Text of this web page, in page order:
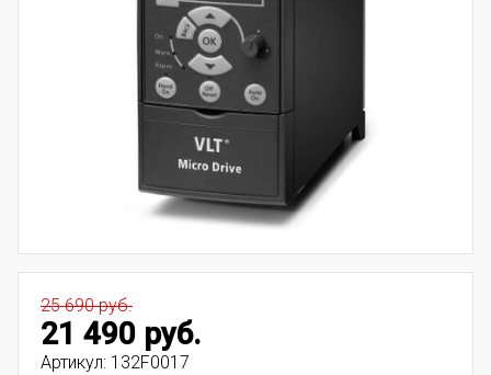
25 690 руб.
21 490 руб.
Артикул: 132F0017